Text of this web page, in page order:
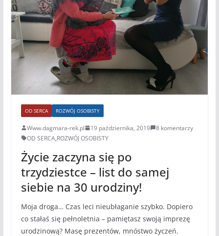
OD SERCA ROZWÓJ OSOBISTY
Www.dagmara-rek.pl 19 października, 2019
8 komentarzy
OD SERCA,ROZWÓJ OSOBISTY
Życie zaczyna się po
trzydziestce – list do samej
siebie na 30 urodziny!
Moja droga… Czas leci nieubłaganie szybko. Dopiero
co stałaś się pełnoletnia – pamiętasz swoją imprezę
urodzinową? Masę prezentów, mnóstwo życzeń.